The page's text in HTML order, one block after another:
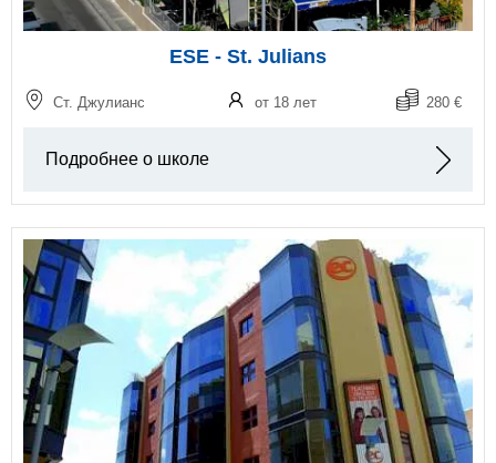
ESE - St. Julians
Ст. Джулианс от 18 лет 280 €
Подробнее о школе